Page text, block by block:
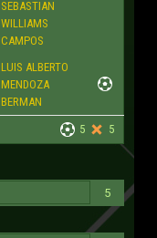
SEBASTIAN
WILLIAMS
CAMPOS
LUIS ALBERTO
MENDOZA
BERMAN
5
5
5